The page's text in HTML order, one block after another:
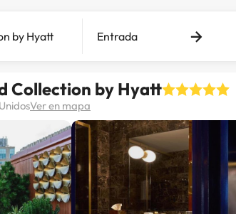
Entrada
Collection by Hyatt
Ver en mapa